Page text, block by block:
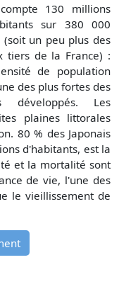
130 millions
sur 380 000
(soit un peu plus des
tiers de la France) :
de population
des plus fortes des
développés. Les
plaines littorales
80 % des Japonais
d'habitants, est la
et la mortalité sont
de vie, l'une des
le vieillissement de